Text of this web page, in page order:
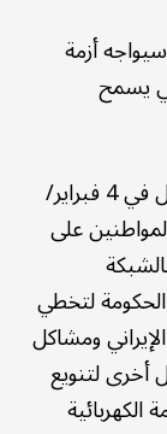
أزمة
يسمح
ومن جانبه أعلن وزير الكهرباء زياد علي فاضل في 4 فبراير/
على
لتخطي
ومشاكل
أخرى لتنويع